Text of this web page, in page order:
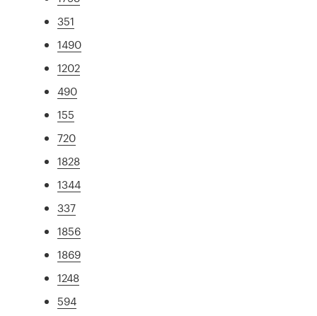
351
1490
1202
490
155
720
1828
1344
337
1856
1869
1248
594